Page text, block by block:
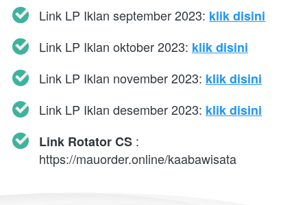
Link LP Iklan september 2023: klik disini
Link LP Iklan oktober 2023: klik disini
Link LP Iklan november 2023: klik disini
Link LP Iklan desember 2023: klik disini
Link Rotator CS
https://mauorder.online/kaabawisata